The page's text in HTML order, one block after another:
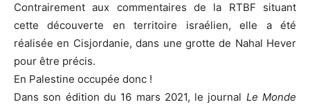
Contrairement aux commentaires de la RTBF situant
cette découverte en territoire israélien, elle a été
réalisée en Cisjordanie, dans une grotte de Nahal Hever
pour être précis.
En Palestine occupée donc !
Dans son édition du 16 mars 2021, le journal Le Monde